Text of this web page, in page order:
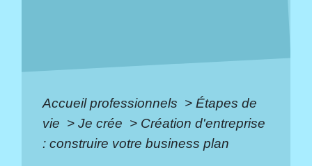
Accueil professionnels > Étapes de
vie > Je crée > Création d'entreprise
: construire votre business plan